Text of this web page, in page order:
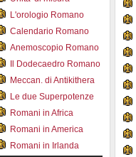
L'orologio Romano
Calendario Romano
Anemoscopio Romano
Il Dodecaedro Romano
Meccan. di Antikithera
Le due Superpotenze
Romani in Africa
Romani in America
Romani in Irlanda